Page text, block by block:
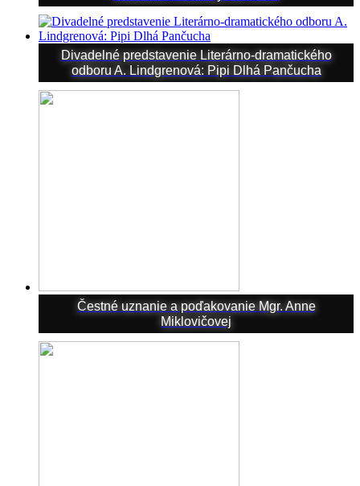
Divadelné predstavenie Literárno-dramatického
odboru A. Lindgrenová: Pipi Dlhá Pančucha
Čestné uznanie a poďakovanie Mgr. Anne
Miklovičovej